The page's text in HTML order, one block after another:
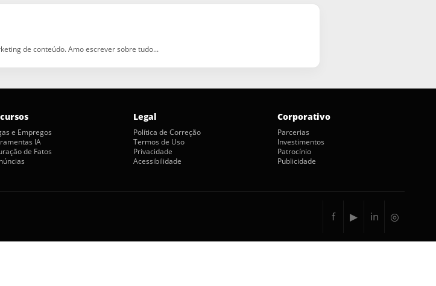
de conteúdo. Amo escrever sobre tudo...
e Empregos
IA
de Fatos
Legal
Política de Correção
Termos de Uso
Privacidade
Acessibilidade
Corporativo
Parcerias
Investimentos
Patrocínio
Publicidade
f ▶ in ◎